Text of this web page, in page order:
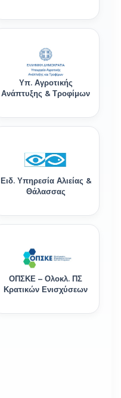
Υπ. Αγροτικής
Ανάπτυξης & Τροφίμων
Ειδ. Υπηρεσία Αλιείας &
Θάλασσας
ΟΠΣΚΕ – Ολοκλ. ΠΣ
Κρατικών Ενισχύσεων